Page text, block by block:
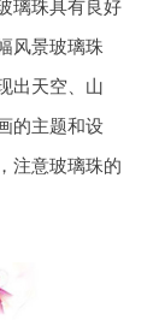
璃珠具有良好
风景玻璃珠
出天空、山
的主题和设
注意玻璃珠的